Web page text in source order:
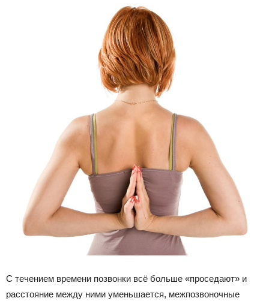
С течением времени позвонки всё больше «проседают» и
расстояние между ними уменьшается, межпозвоночные